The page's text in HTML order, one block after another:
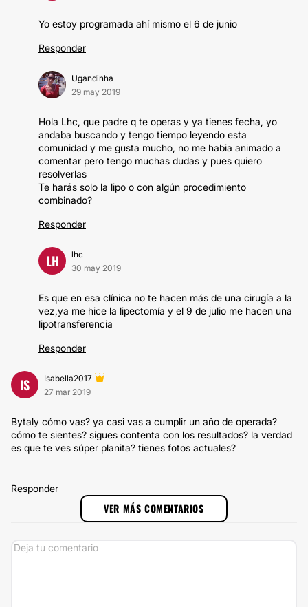
Yo estoy programada ahí mismo el 6 de junio
Responder
Ugandinha
29 may 2019
Hola Lhc, que padre q te operas y ya tienes fecha, yo
andaba buscando y tengo tiempo leyendo esta
comunidad y me gusta mucho, no me habia animado a
comentar pero tengo muchas dudas y pues quiero
resolverlas
Te harás solo la lipo o con algún procedimiento
combinado?
Responder
LH
lhc
30 may 2019
Es que en esa clínica no te hacen más de una cirugía a la
vez,ya me hice la lipectomía y el 9 de julio me hacen una
lipotransferencia
Responder
IS
Isabella2017
27 mar 2019
Bytaly cómo vas? ya casi vas a cumplir un año de operada?
cómo te sientes? sigues contenta con los resultados? la verdad
es que te ves súper planita? tienes fotos actuales?
Responder
VER MÁS COMENTARIOS